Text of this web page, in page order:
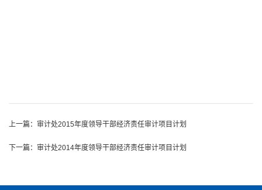
上一篇： 审计处2015年度领导干部经济责任审计项目计划
下一篇： 审计处2014年度领导干部经济责任审计项目计划